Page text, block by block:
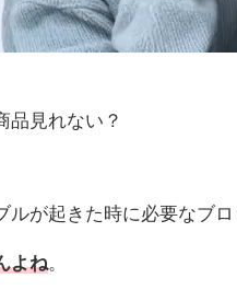
品見れない？
が起きた時に必要なブロ
よね。